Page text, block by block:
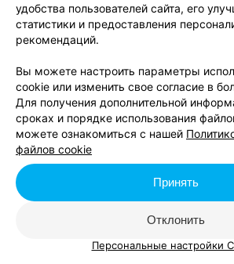
ТиАмо
Скидка 15% на лазерную эпиляцию
до 17 ноября
удобства пользователей сайта, его
статистики и предоставления
рекомендаций.
Вы можете настроить параметры
cookie или изменить свое согласие в
Для получения дополнительной
сроках и порядке использования
можете ознакомиться с нашей
файлов cookie
Отклонить
Принять
Персональные настройки